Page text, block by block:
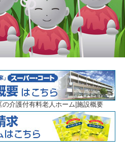
の介護付有料老人ホーム|施設概要